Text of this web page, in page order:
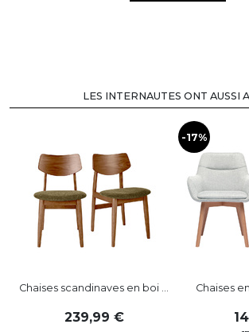
LES INTERNAUTES ONT AUSSI
Chaises scandinaves en boi ...
239,99
-17%
Chaises